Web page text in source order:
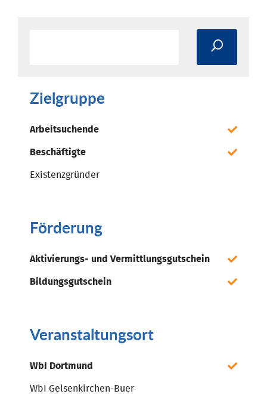
Zielgruppe
Arbeitsuchende
Beschäftigte
Existenzgründer
Förderung
Aktivierungs- und Vermittlungsgutschein
Bildungsgutschein
Veranstaltungsort
WbI Dortmund
WbI Gelsenkirchen-Buer